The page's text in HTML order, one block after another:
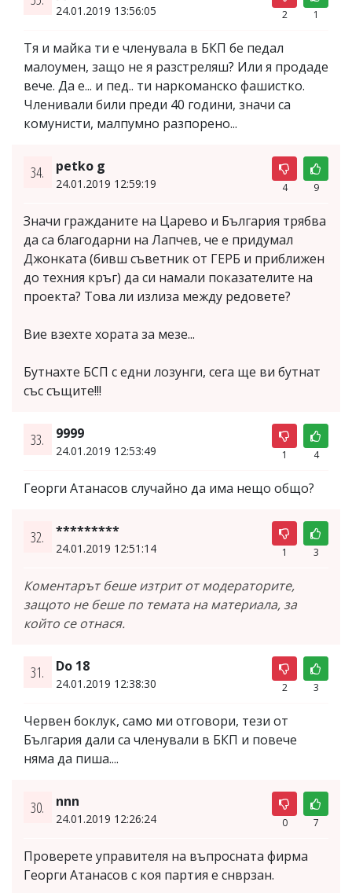
24.01.2019 13:56:05 2 1
Тя и майка ти е членувала в БКП бе педал
малоумен, защо не я разстреляш? Или я продаде
вече. Да е... и пед.. ти наркоманско фашистко.
Членивали били преди 40 години, значи са
комунисти, малпумно разпорено...
34. petko g
24.01.2019 12:59:19 4 9
Значи гражданите на Царево и България трябва
да са благодарни на Лапчев, че е придумал
Джонката (бивш съветник от ГЕРБ и приближен
до техния кръг) да си намали показателите на
проекта? Това ли излиза между редовете?
Вие взехте хората за мезе...
Бутнахте БСП с едни лозунги, сега ще ви бутнат
със същите!!!
33. 9999
24.01.2019 12:53:49 1 4
Георги Атанасов случайно да има нещо общо?
32. *********
24.01.2019 12:51:14 1 3
Коментарът беше изтрит от модераторите,
защото не беше по темата на материала, за
който се отнася.
31. Do 18
24.01.2019 12:38:30 2 3
Червен боклук, само ми отговори, тези от
България дали са членували в БКП и повече
няма да пиша....
30. nnn
24.01.2019 12:26:24 0 7
Проверете управителя на въпросната фирма
Георги Атанасов с коя партия е снврзан.